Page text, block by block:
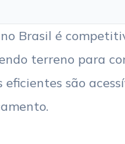
Brasil é
terreno para
são